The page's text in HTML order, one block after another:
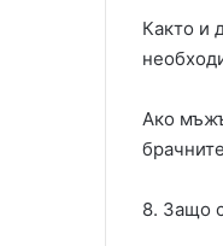
Както и
Ако
8. Защо